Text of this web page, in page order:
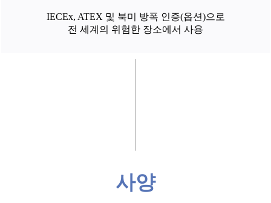
IECEx, ATEX 및 북미 방폭 인증(옵션)으로
전 세계의 위험한 장소에서 사용
사양